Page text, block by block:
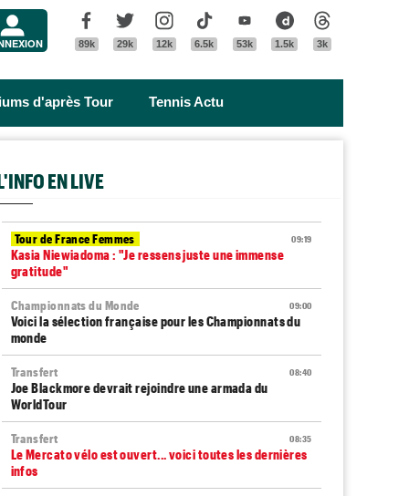
Facebook
89k
Twitter
29k
Instagram
12k
Tik Tok
6.5k
Youtube
53k
Dailymotion
1.5k 3k
d'après Tour Tennis Actu
EN LIVE
09:19
Tour de France Femmes
Kasia Niewiadoma : "Je ressens juste une immense
gratitude"
09:00
Championnats du Monde
Voici la sélection française pour les Championnats du
monde
08:40
Transfert
Joe Blackmore devrait rejoindre une armada du
WorldTour
08:35
Transfert
Le Mercato vélo est ouvert... voici toutes les dernières
infos